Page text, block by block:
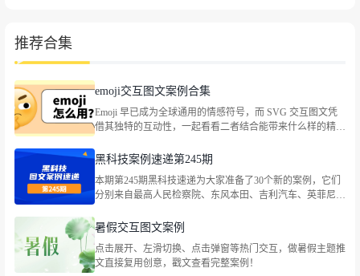
推荐合集
emoji交互图文案例合集
Emoji 早已成为全球通用的情感符号，而 SVG 交互图文凭
借其独特的互动性，一起看看二者结合能带来什么样的精彩
黑科技案例速递第245期
本期第245期黑科技速递为大家准备了30个新的案例，它们
分别来自最高人民检察院、东风本田、吉利汽车、英菲尼
LEGO乐高、Bananain蕉内、古茗茶饮、蔡司官方、茉酸
社会热点等主题。
暑假交互图文案例
点击展开、左滑切换、点击弹窗等热门交互，做暑假主题推
文直接复用创意，戳文查看完整案例！